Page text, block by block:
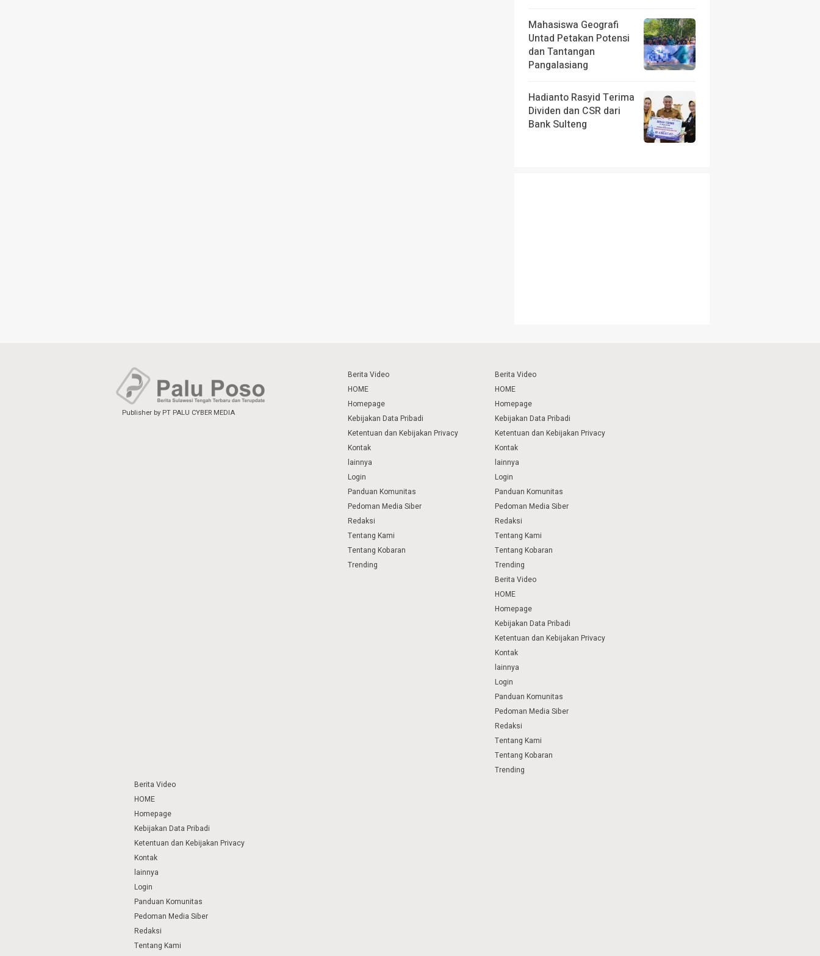
Mahasiswa Geografi
Untad Petakan Potensi
dan Tantangan
Pangalasiang
Hadianto Rasyid Terima
Dividen dan CSR dari
Bank Sulteng
Publisher by PT PALU CYBER MEDIA
Berita Video
HOME
Homepage
Kebijakan Data Pribadi
Ketentuan dan Kebijakan Privacy
Kontak
lainnya
Login
Panduan Komunitas
Pedoman Media Siber
Redaksi
Tentang Kami
Tentang Kobaran
Trending
Berita Video
HOME
Homepage
Kebijakan Data Pribadi
Ketentuan dan Kebijakan Privacy
Kontak
lainnya
Login
Panduan Komunitas
Pedoman Media Siber
Redaksi
Tentang Kami
Tentang Kobaran
Trending
Berita Video
HOME
Homepage
Kebijakan Data Pribadi
Ketentuan dan Kebijakan Privacy
Kontak
lainnya
Login
Panduan Komunitas
Pedoman Media Siber
Redaksi
Tentang Kami
Tentang Kobaran
Trending
Berita Video
HOME
Homepage
Kebijakan Data Pribadi
Ketentuan dan Kebijakan Privacy
Kontak
lainnya
Login
Panduan Komunitas
Pedoman Media Siber
Redaksi
Tentang Kami